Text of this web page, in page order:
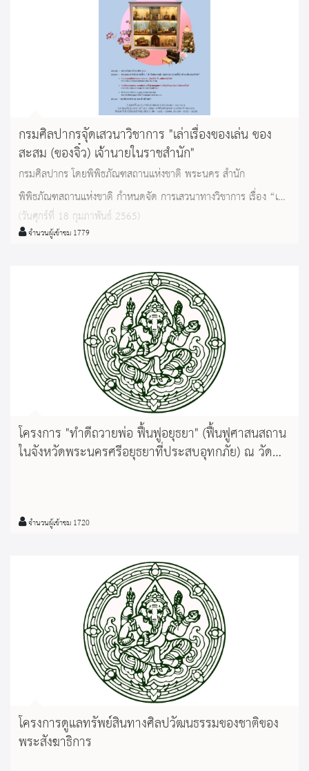
กรมศิลปากรจัุดเสวนาวิชาการ "เล่าเรื่องของเล่น ของ
สะสม (ของจิ๋ว) เจ้านายในราชสำนัก"
กรมศิลปากร โดยพิพิธภัณฑสถานแห่งชาติ พระนคร สำนัก
พิพิธภัณฑสถานแห่งชาติ กำหนดจัด การเสวนาทางวิชาการ เรื่อง “เล่า
เรื่องของเล่น ของสะสม (ของจิ๋ว) เจ้านายในราชสำนัก” ในวันศุกร์ที่
๑๘ กุมภาพันธ์ ๒๕๖๕ เวลา ๑๓.๓๐ น. ณ ห้องประชุมอาคารดำรง
สำรองที่นั่ง (จำนวนจำกัด ๔๐ คน) โทร. ๐ ๒๒๒๔ ๑๓๓๓ และ ๐
๒๒๒๔ ๑๔๐๒ หรือชมผ่าน Facebook Live: กรมศิลปากร
กระทรวงวัฒนธรรม
(วันศุกร์ที่ 18 กุมภาพันธ์ 2565)
จำนวนผู้เข้าชม 1779
โครงการ "ทำดีถวายพ่อ ฟื้นฟูอยุธยา" (ฟื้นฟูศาสนสถาน
ในจังหวัดพระนครศรีอยุธยาที่ประสบอุทกภัย) ณ วัด
จำนวนผู้เข้าชม 1720
โครงการดูแลทรัพย์สินทางศิลปวัฒนธรรมของชาติของ
พระสังฆาธิการ